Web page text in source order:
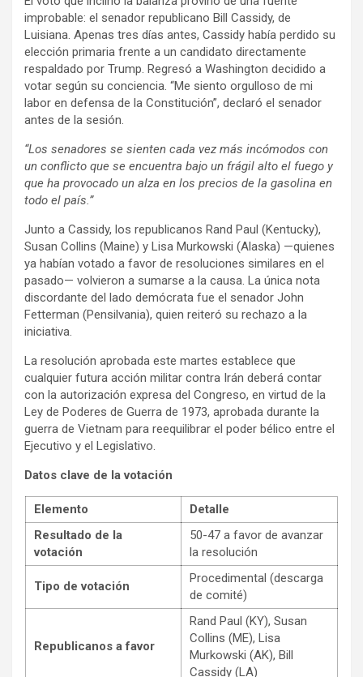
improbable: el senador republicano Bill Cassidy, de
Luisiana. Apenas tres días antes, Cassidy había perdido su
elección primaria frente a un candidato directamente
respaldado por Trump. Regresó a Washington decidido a
votar según su conciencia. “Me siento orgulloso de mi
labor en defensa de la Constitución”, declaró el senador
antes de la sesión.
“Los senadores se sienten cada vez más incómodos con
un conflicto que se encuentra bajo un frágil alto el fuego y
que ha provocado un alza en los precios de la gasolina en
todo el país.”
Junto a Cassidy, los republicanos Rand Paul (Kentucky),
Susan Collins (Maine) y Lisa Murkowski (Alaska) —quienes
ya habían votado a favor de resoluciones similares en el
pasado— volvieron a sumarse a la causa. La única nota
discordante del lado demócrata fue el senador John
Fetterman (Pensilvania), quien reiteró su rechazo a la
iniciativa.
La resolución aprobada este martes establece que
cualquier futura acción militar contra Irán deberá contar
con la autorización expresa del Congreso, en virtud de la
Ley de Poderes de Guerra de 1973, aprobada durante la
guerra de Vietnam para reequilibrar el poder bélico entre el
Ejecutivo y el Legislativo.
Datos clave de la votación
Elemento
Detalle
Resultado de la
votación
50-47 a favor de avanzar
la resolución
Tipo de votación
Procedimental (descarga
de comité)
Republicanos a favor
Rand Paul (KY), Susan
Collins (ME), Lisa
Murkowski (AK), Bill
Cassidy (LA)